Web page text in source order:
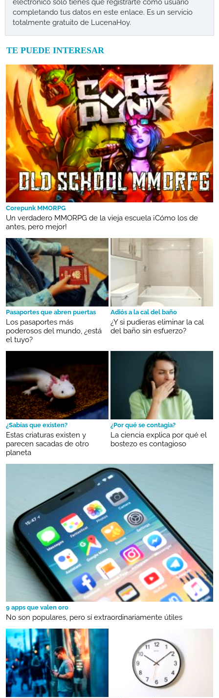
electrónico solo tienes que registrarte como usuario
completando tus datos en este enlace. Es un servicio
totalmente gratuito de LucenaHoy.
TE PUEDE INTERESAR
Corepunk MMORPG
Un verdadero MMORPG de la vieja escuela ¡Cómo los de
antes, pero mejor!
Pasaportes que abren puertas
Los pasaportes más
poderosos del mundo, ¿está
el tuyo?
Adiós a la cal del baño
¿Y si pudieras eliminar la cal
del baño sin esfuerzo?
¿Sabías que existen?
Estas criaturas existen y
parecen sacadas de otro
planeta
¿Por qué se contagia?
La ciencia explica por qué el
bostezo es contagioso
9 apps que valen oro
No son populares, pero sí extraordinariamente útiles